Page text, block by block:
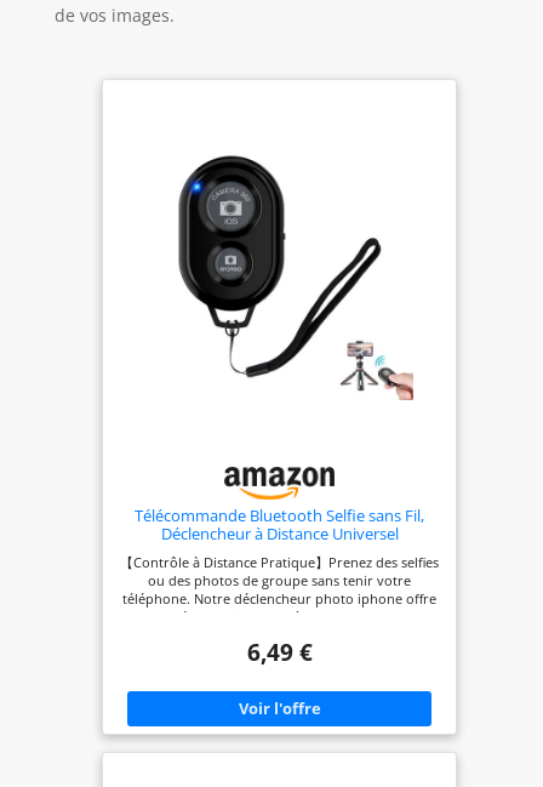
de vos images.
Télécommande Bluetooth Selfie sans Fil,
Déclencheur à Distance Universel
Compatible iOS & Android, Idéale pour
Prendre des Photos et Vidéos, Facile à
Utiliser, Accessoire Smartphone
【Contrôle à Distance Pratique】Prenez des selfies
ou des photos de groupe sans tenir votre
téléphone. Notre déclencheur photo iphone offre
une portée sans fil de 10 mètres pour des photos
Instantané et Facile】Associez rapidement la
sans avoir besoin d'une application. Elle se
reconnecte automatiquement à chaque utilisation,
telecommande bluetooth android pour un
confort optimal. 【Design Compact et Léger】
6,49 €